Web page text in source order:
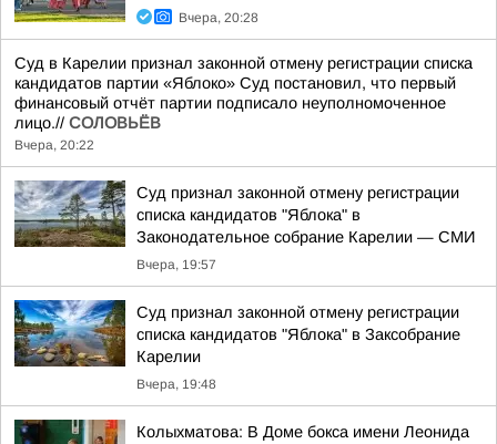
Вчера, 20:28
Суд в Карелии признал законной отмену регистрации списка
кандидатов партии «Яблоко» Суд постановил, что первый
финансовый отчёт партии подписало неуполномоченное
лицо.// СОЛОВЬЁВ
Вчера, 20:22
Суд признал законной отмену регистрации
списка кандидатов "Яблока" в
Законодательное собрание Карелии — СМИ
Вчера, 19:57
Суд признал законной отмену регистрации
списка кандидатов "Яблока" в Заксобрание
Карелии
Вчера, 19:48
Колыхматова: В Доме бокса имени Леонида